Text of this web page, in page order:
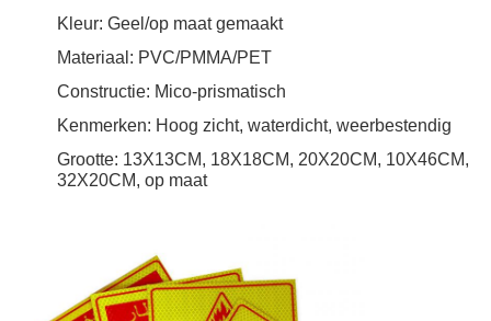
Kleur: Geel/op maat gemaakt
Materiaal: PVC/PMMA/PET
Constructie: Mico-prismatisch
Kenmerken: Hoog zicht, waterdicht, weerbestendig
Grootte: 13X13CM, 18X18CM, 20X20CM, 10X46CM,
32X20CM, op maat